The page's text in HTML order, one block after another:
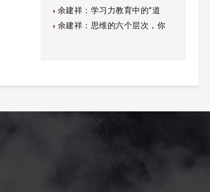
余建祥：学习力教育中的“道
余建祥：思维的六个层次，你